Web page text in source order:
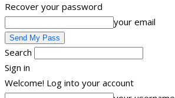
Recover your password
your email
Search
Sign in
Welcome! Log into your account